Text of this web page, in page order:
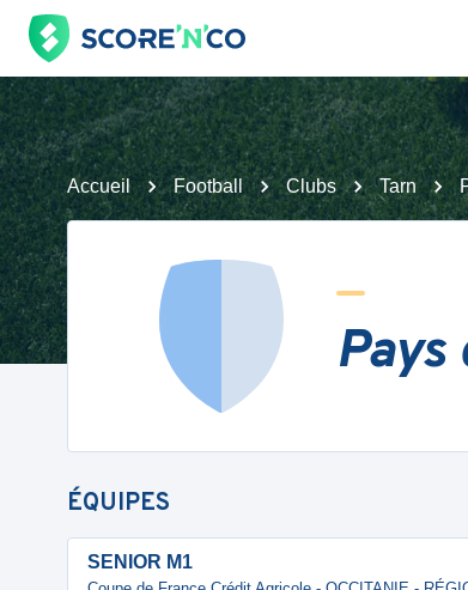
Accueil Football Clubs Tarn
Pays
ÉQUIPES
SENIOR M1